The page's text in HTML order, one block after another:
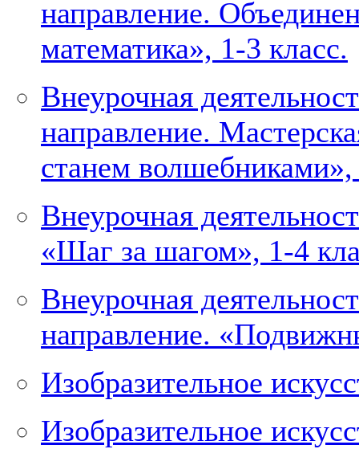
направление.
математика», 1-3 класс.
Внеурочная
направление.
станем волшебниками»,
Внеурочная
«Шаг за шагом», 1-4
Внеурочная
направление.
Изобразительное
Изобразительное